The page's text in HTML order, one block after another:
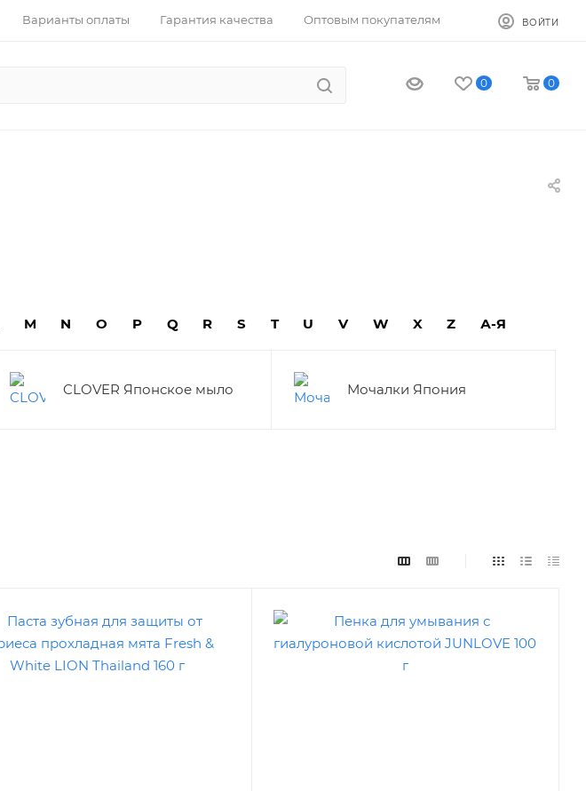
Варианты оплаты Гарантия качества Оптовым покупателям ВОЙТИ
0 0
M N O P Q R S T U V W X Z А-Я
CLOVER Японское мыло Мочалки Япония